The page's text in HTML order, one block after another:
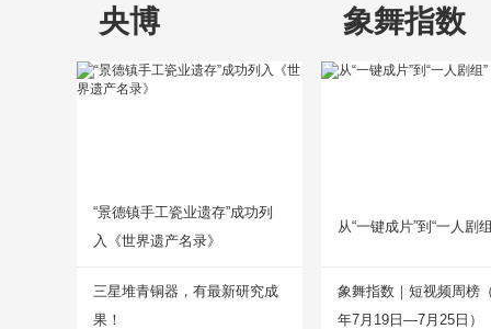
央博
“景德镇手工瓷业遗存”成功列
入《世界遗产名录》
三星堆青铜器，有最新研究成
果！
象舞指数
从“一键成片”到“一人剧
象舞指数｜短视频周榜
年7月19日—7月25日）